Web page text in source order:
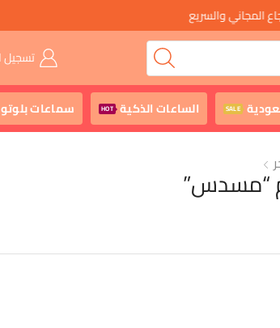
تسجيل
SALE الساعات الذكية HOT سماعات
“مسدس”